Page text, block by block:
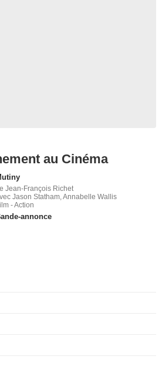
au Cinéma
Jean-François Richet
Jason Statham, Annabelle Wallis
- Action
annonce